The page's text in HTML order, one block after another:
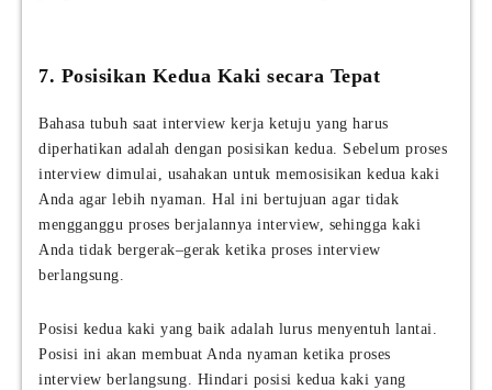
7. Posisikan Kedua Kaki secara Tepat
Bahasa tubuh saat interview kerja ketuju yang harus
diperhatikan adalah dengan posisikan kedua. Sebelum proses
interview dimulai, usahakan untuk memosisikan kedua kaki
Anda agar lebih nyaman. Hal ini bertujuan agar tidak
mengganggu proses berjalannya interview, sehingga kaki
Anda tidak bergerak–gerak ketika proses interview
berlangsung.
Posisi kedua kaki yang baik adalah lurus menyentuh lantai.
Posisi ini akan membuat Anda nyaman ketika proses
interview berlangsung. Hindari posisi kedua kaki yang